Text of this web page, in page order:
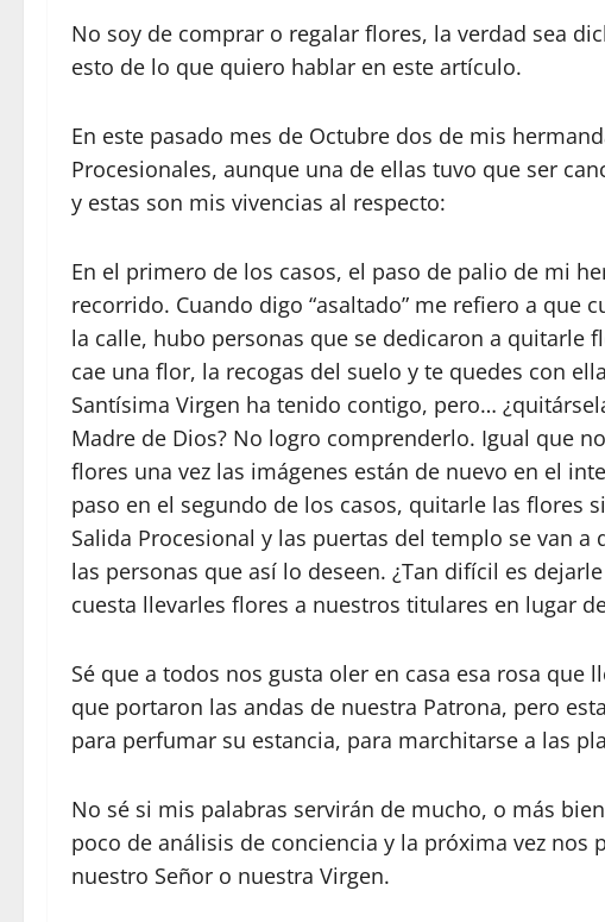
No soy de comprar o regalar flores, la verdad sea
esto de lo que quiero hablar en este artículo.
En este pasado mes de Octubre dos de mis
Procesionales, aunque una de ellas tuvo que ser
y estas son mis vivencias al respecto:
En el primero de los casos, el paso de palio de mi
recorrido. Cuando digo “asaltado” me refiero a que
la calle, hubo personas que se dedicaron a quitarle
cae una flor, la recogas del suelo y te quedes con
Santísima Virgen ha tenido contigo, pero…
Madre de Dios? No logro comprenderlo. Igual que
flores una vez las imágenes están de nuevo en el
paso en el segundo de los casos, quitarle las flores
Salida Procesional y las puertas del templo se van
las personas que así lo deseen. ¿Tan difícil es
cuesta llevarles flores a nuestros titulares en lugar
Sé que a todos nos gusta oler en casa esa rosa
que portaron las andas de nuestra Patrona, pero
para perfumar su estancia, para marchitarse a las
No sé si mis palabras servirán de mucho, o más
poco de análisis de conciencia y la próxima vez nos
nuestro Señor o nuestra Virgen.